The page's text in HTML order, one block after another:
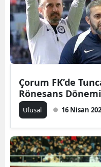
Çorum FK’de
Rönesans
Ulusal 16 Nisan